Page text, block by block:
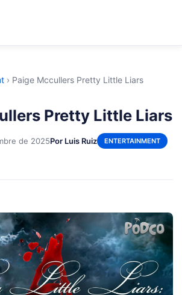
› Paige Mccullers Pretty Little Liars
Pretty Little Liars
de 2025Por Luis Ruiz ENTERTAINMENT